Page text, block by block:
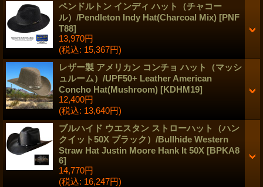
ペンドルトン インディ ハット（チャコー
ル）/Pendleton Indy Hat(Charcoal Mix) [PNF
T88]
13,970円
(税込: 15,367円)
レザー製 アメリカン コンチョ ハット（マッシ
ュルーム）/UPF50+ Leather American
Concho Hat(Mushroom) [KDHM19]
12,400円
(税込: 13,640円)
ブルハイド ウエスタン ストローハット（ハン
クイット50X ブラック）/Bullhide Western
Straw Hat Justin Moore Hank It 50X [BPKA8
6]
14,770円
(税込: 16,247円)